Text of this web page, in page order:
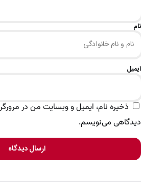
نام
ایمیل
ذخیره نام، ایمیل و وبسایت من در مرورگر
دیدگاهی می‌نویسم.
ارسال دیدگاه